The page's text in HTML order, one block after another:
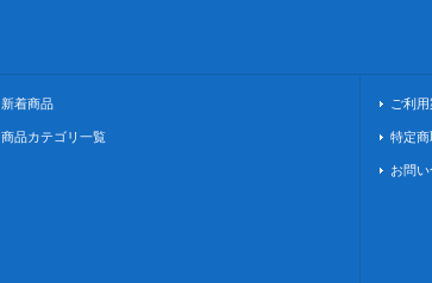
新着商品
商品カテゴリ一覧
ご利
特定
お問